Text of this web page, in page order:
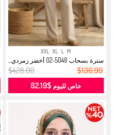
M
L
XL
XXL
سترة بسحاب 5048-02 أخضر زمردي...
$428.00 $136.99
خاص لليوم $82.19